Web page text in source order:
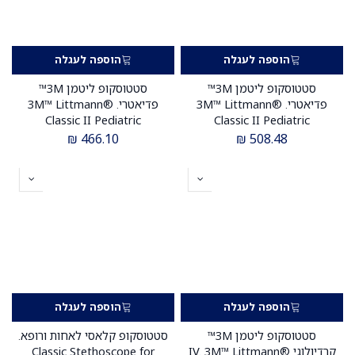
הוספה לעגלה
סטטוסקופ ליטמן 3M™
פדיאטרי. 3M™ Littmann®
Classic II Pediatric
508.48
₪
הוספה לעגלה
סטטוסקופ ליטמן 3M™
פדיאטרי. 3M™ Littmann®
Classic II Pediatric
Stethoscope. צבע ורוד פטל.466.10
₪
הוספה לעגלה
סטטוסקופ ליטמן 3M™
קרדיולוגי IV. 3M™ Littmann®
הוספה לעגלה
סטטוסקופ קלאסי לאחות ורופא.
Classic Stethoscope for